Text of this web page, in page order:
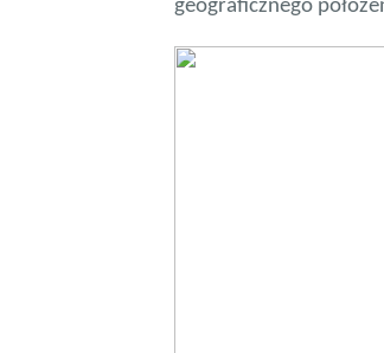
geograficznego